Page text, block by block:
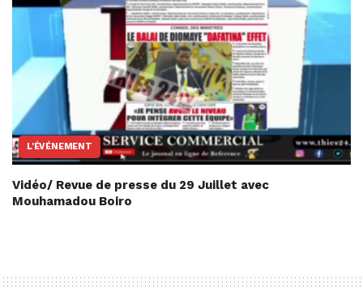
L'ÉVÉNEMENT
Vidéo/ Revue de presse du 29 Juillet avec
Mouhamadou Boiro